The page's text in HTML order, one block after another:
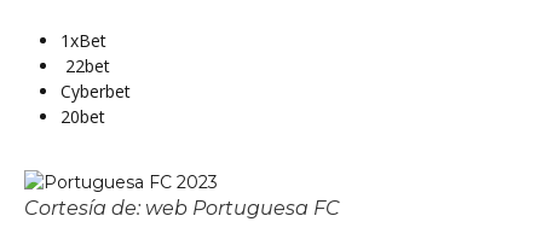
1xBet
22bet
Cyberbet
20bet
Cortesía de: web Portuguesa FC